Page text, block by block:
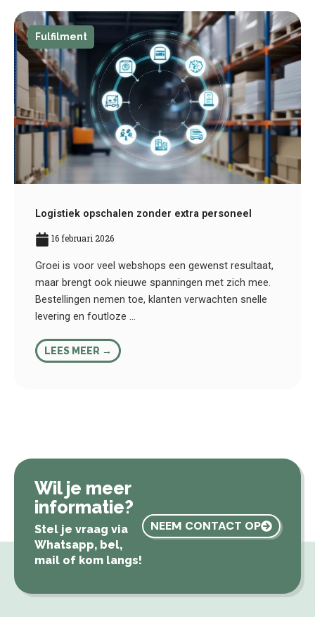
Fulfilment
Logistiek opschalen zonder extra personeel
16 februari 2026
Groei is voor veel webshops een gewenst resultaat,
maar brengt ook nieuwe spanningen met zich mee.
Bestellingen nemen toe, klanten verwachten snelle
levering en foutloze ...
LEES MEER →
Wil je meer
informatie?
Stel je vraag via
Whatsapp, bel,
mail of kom langs!
NEEM CONTACT OP